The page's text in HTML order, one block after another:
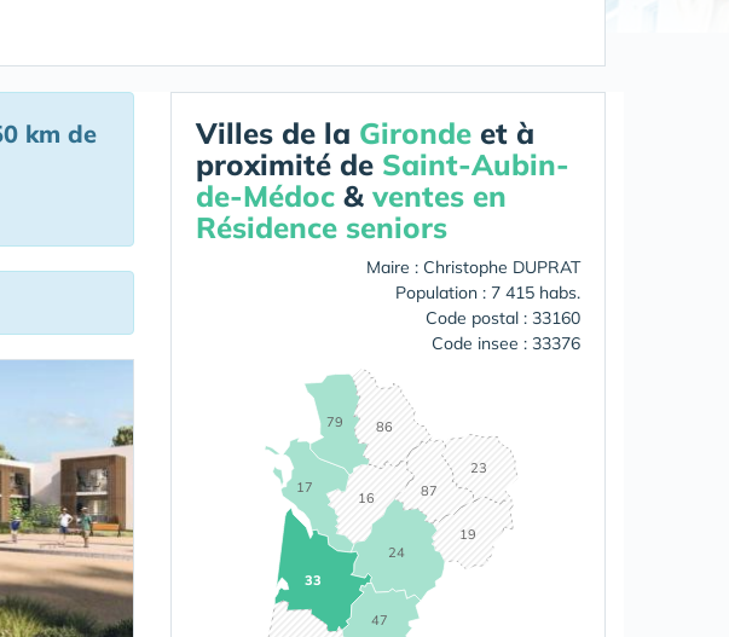
km de
Villes de la Gironde et à
proximité de Saint-Aubin-
de-Médoc & ventes en
Résidence seniors
Maire : Christophe DUPRAT
Population : 7 415 habs.
Code postal : 33160
Code insee : 33376
16
17
19
23
24
33
47
79 86
87